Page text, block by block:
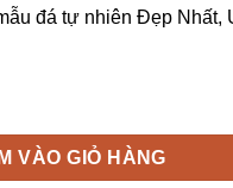
đá tự nhiên Đẹp Nhất,
ở Ninh Bình rẻ đẹp số lượng
VÀO GIỎ HÀNG